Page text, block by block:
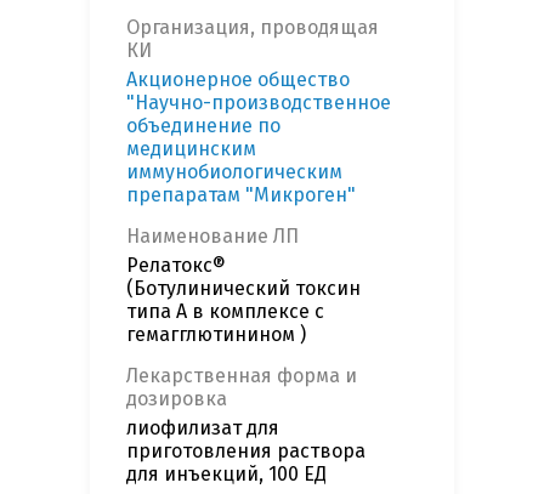
Организация, проводящая
КИ
Акционерное общество
"Научно-производственное
объединение по
медицинским
иммунобиологическим
препаратам "Микроген"
Наименование ЛП
Релатокс®
(Ботулинический токсин
типа А в комплексе с
гемагглютинином )
Лекарственная форма и
дозировка
лиофилизат для
приготовления раствора
для инъекций, 100 ЕД